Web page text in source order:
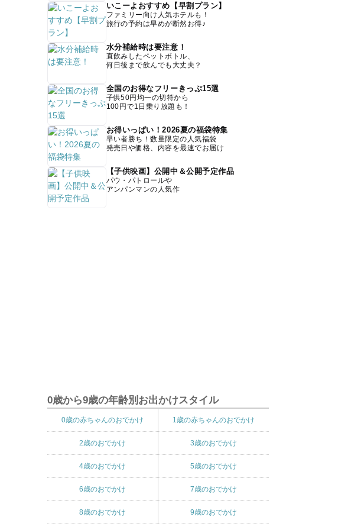
いこーよおすすめ【早割プラン】
ファミリー向け人気ホテルも！
旅行の予約は早めが断然お得♪
水分補給時は要注意！
直飲みしたペットボトル、
何日後まで飲んでも大丈夫？
全国のお得なフリーきっぷ15選
子供50円均一の切符から
100円で1日乗り放題も！
お得いっぱい！2026夏の福袋特集
早い者勝ち！数量限定の人気福袋
発売日や価格、内容を最速でお届け
【子供映画】公開中＆公開予定作品
パウ・パトロールや
アンパンマンの人気作
0歳から9歳の年齢別お出かけスタイル
0歳の赤ちゃんのおでかけ 1歳の赤ちゃんのおでかけ
2歳のおでかけ 3歳のおでかけ
4歳のおでかけ 5歳のおでかけ
6歳のおでかけ 7歳のおでかけ
8歳のおでかけ 9歳のおでかけ